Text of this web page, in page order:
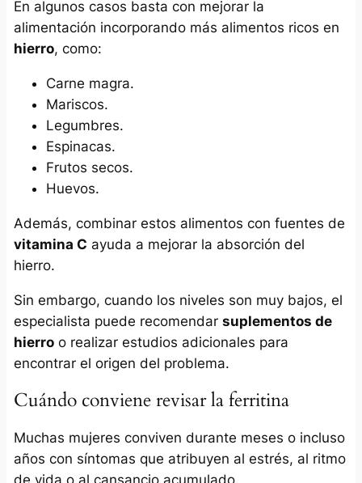
En algunos casos basta con mejorar la
alimentación incorporando más alimentos ricos en
hierro, como:
Carne magra.
Mariscos.
Legumbres.
Espinacas.
Frutos secos.
Huevos.
Además, combinar estos alimentos con fuentes de
vitamina C ayuda a mejorar la absorción del
hierro.
Sin embargo, cuando los niveles son muy bajos, el
especialista puede recomendar suplementos de
hierroo realizar estudios adicionales para
encontrar el origen del problema.
Cuándo conviene revisar la ferritina
Muchas mujeres conviven durante meses o incluso
años con síntomas que atribuyen al estrés, al ritmo